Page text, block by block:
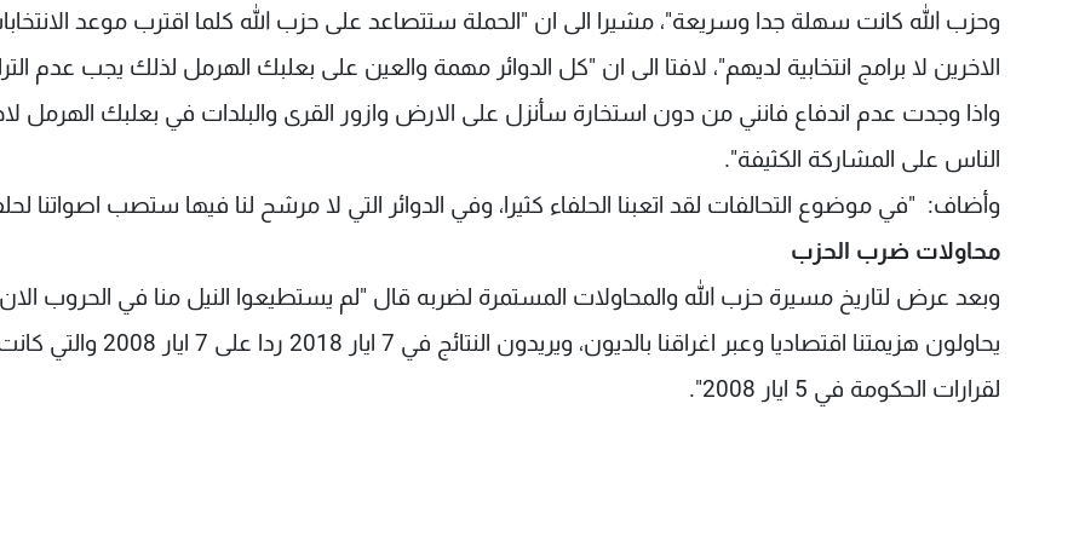
وحزب الله كانت سهلة جدا وسريعة"، مشيرا الى ان "الحملة ستتصاعد على حزب الله كلما اقترب موعد
الاخرين لا برامج انتخابية لديهم"، لافتا الى ان "كل الدوائر مهمة والعين على بعلبك الهرمل لذلك يجب عدم
واذا وجدت عدم اندفاع فانني من دون استخارة سأنزل على الارض وازور القرى والبلدات في بعلبك الهرمل
الناس على المشاركة الكثيفة".
وأضاف: "في موضوع التحالفات لقد اتعبنا الحلفاء كثيرا، وفي الدوائر التي لا مرشح لنا فيها ستصب اصواتنا
محاولات ضرب الحزب
وبعد عرض لتاريخ مسيرة حزب الله والمحاولات المستمرة لضربه قال "لم يستطيعوا النيل منا في الحروب الان
يحاولون هزيمتنا اقتصاديا وعبر اغراقنا بالديون، ويريدون النتائج في
لقرارات الحكومة في 5 ايار 2008".